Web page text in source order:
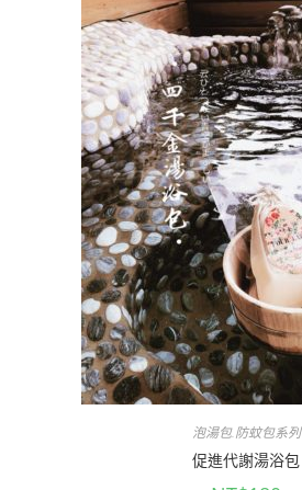
泡湯包.防蚊包系列
促進代謝湯浴包